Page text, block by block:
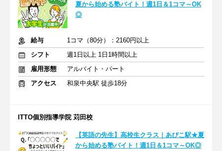
夏から始める塾バイト！週1日＆1コマ～OK
◎
給与
1コマ（80分）：2160円以上
シフト
週1日以上 1日1時間以上
雇用形態
アルバイト・パート
アクセス
和泉中央駅 徒歩18分
ITTO個別指導学院 苅田校
【英語の先生】高校生クラス｜あびこ駅★夏
から始める塾バイト！週1日＆1コマ～OK◎